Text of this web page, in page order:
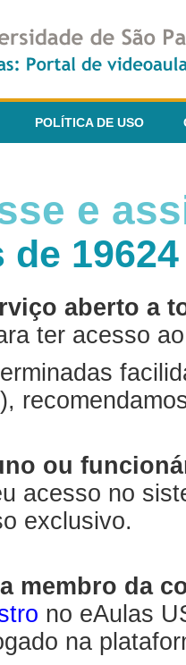
POLÍTICA DE USO
e
de
aberto a
ter acesso
ou
acesso no
exclusivo.
membro da
no eAulas
na